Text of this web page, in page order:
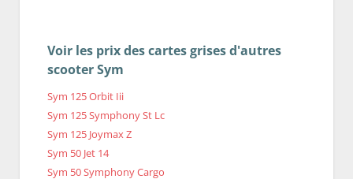
Voir les prix des cartes grises d'autres
scooter Sym
Sym 125 Orbit Iii
Sym 125 Symphony St Lc
Sym 125 Joymax Z
Sym 50 Jet 14
Sym 50 Symphony Cargo